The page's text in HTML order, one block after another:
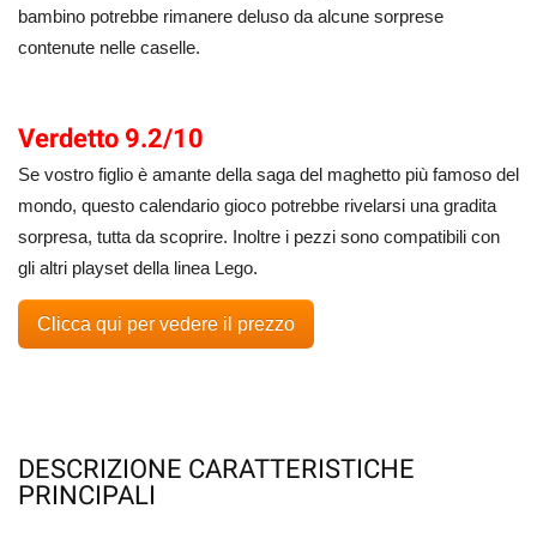
bambino potrebbe rimanere deluso da alcune sorprese
contenute nelle caselle.
Verdetto 9.2/10
Se vostro figlio è amante della saga del maghetto più famoso del
mondo, questo calendario gioco potrebbe rivelarsi una gradita
sorpresa, tutta da scoprire. Inoltre i pezzi sono compatibili con
gli altri playset della linea Lego.
Clicca qui per vedere il prezzo
DESCRIZIONE CARATTERISTICHE
PRINCIPALI